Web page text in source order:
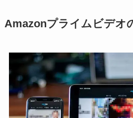
Amazonプライムビデオ